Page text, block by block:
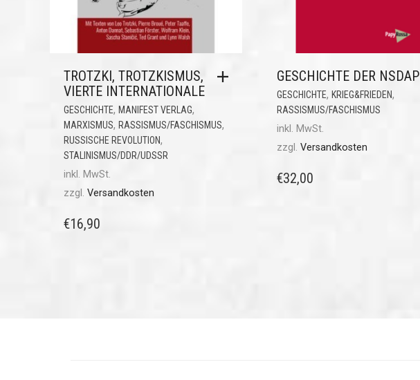
TROTZKI, TROTZKISMUS,
VIERTE INTERNATIONALE
GESCHICHTE, MANIFEST VERLAG,
MARXISMUS, RASSISMUS/FASCHISMUS,
RUSSISCHE REVOLUTION,
STALINISMUS/DDR/UDSSR
inkl. MwSt.
zzgl. Versandkosten
€16,90
GESCHICHTE DER NSDAP
GESCHICHTE, KRIEG&FRIEDEN,
RASSISMUS/FASCHISMUS
inkl. MwSt.
zzgl. Versandkosten
€32,00